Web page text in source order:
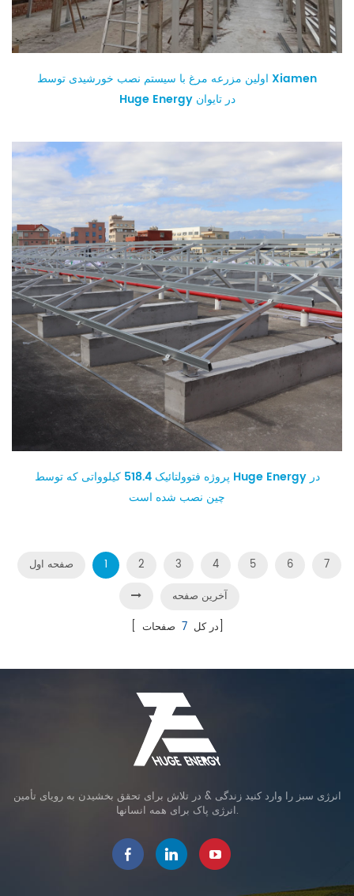
اولین مزرعه مرغ با سیستم نصب خورشیدی توسط Xiamen
Huge Energy در تایوان
پروژه فتوولتائیک 518.4 کیلوواتی که توسط Huge Energy در
چین نصب شده است
صفحه اول 1 2 3 4 5 6
7
آخرین صفحه
[ در کل7 صفحات]
انرژی سبز را وارد کنید زندگی & در تلاش برای تحقق بخشیدن به رویای تأمین
انرژی پاک برای همه انسانها.